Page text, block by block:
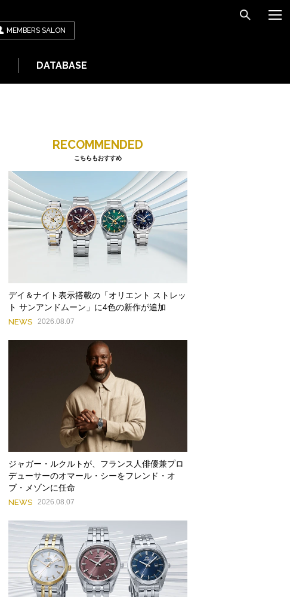
MEMBERS SALON
DATABASE
RECOMMENDED
こちらもおすすめ
デイ＆ナイト表示搭載の「オリエント ストレッ
ト サンアンドムーン」に4色の新作が追加
NEWS 2026.08.07
ジャガー・ルクルトが、フランス人俳優兼プロ
デューサーのオマール・シーをフレンド・オ
ブ・メゾンに任命
NEWS 2026.08.07